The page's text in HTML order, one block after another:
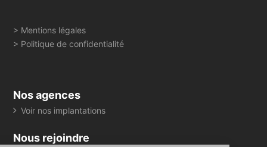
> Mentions légales
> Politique de confidentialité
Nos agences
Voir nos implantations
Nous rejoindre